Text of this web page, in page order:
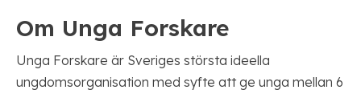
Om Unga Forskare
Unga Forskare är Sveriges största ideella
ungdomsorganisation med syfte att ge unga mellan 6